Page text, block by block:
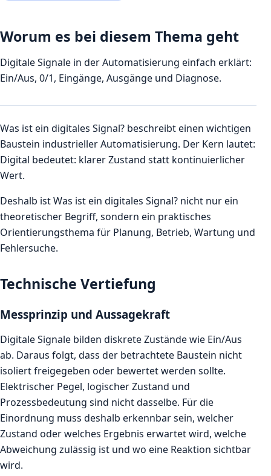
Worum es bei diesem Thema geht
Digitale Signale in der Automatisierung einfach erklärt:
Ein/Aus, 0/1, Eingänge, Ausgänge und Diagnose.
Was ist ein digitales Signal? beschreibt einen wichtigen
Baustein industrieller Automatisierung. Der Kern lautet:
Digital bedeutet: klarer Zustand statt kontinuierlicher
Wert.
Deshalb ist Was ist ein digitales Signal? nicht nur ein
theoretischer Begriff, sondern ein praktisches
Orientierungsthema für Planung, Betrieb, Wartung und
Fehlersuche.
Technische Vertiefung
Messprinzip und Aussagekraft
Digitale Signale bilden diskrete Zustände wie Ein/Aus
ab. Daraus folgt, dass der betrachtete Baustein nicht
isoliert freigegeben oder bewertet werden sollte.
Elektrischer Pegel, logischer Zustand und
Prozessbedeutung sind nicht dasselbe. Für die
Einordnung muss deshalb erkennbar sein, welcher
Zustand oder welches Ergebnis erwartet wird, welche
Abweichung zulässig ist und wo eine Reaktion sichtbar
wird.